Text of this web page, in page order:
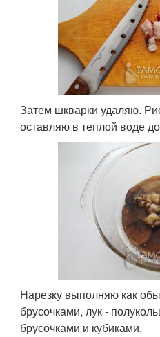
Затем шкварки удаляю.
оставляю в теплой воде
Нарезку выполняю как
брусочками, лук -
брусочками и кубиками.